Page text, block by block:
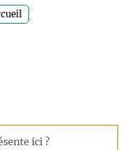
ici ?